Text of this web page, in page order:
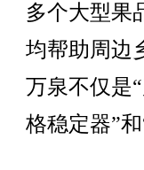
多个大型果
均帮助周边
万泉不仅是
格稳定器”和